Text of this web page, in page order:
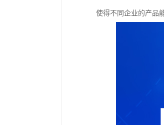
使得不同企业的产品